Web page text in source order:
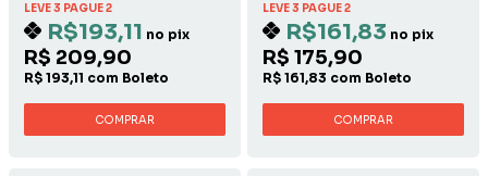
LEVE 3 PAGUE 2
R$193,11 no pix
R$ 209,90
R$ 193,11 com Boleto
COMPRAR
LEVE 3 PAGUE 2
R$161,83 no pix
R$ 175,90
R$ 161,83 com Boleto
COMPRAR